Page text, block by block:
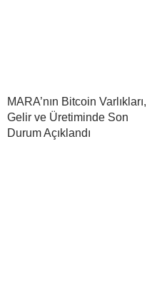
MARA’nın Bitcoin Varlıkları,
Gelir ve Üretiminde Son
Durum Açıklandı